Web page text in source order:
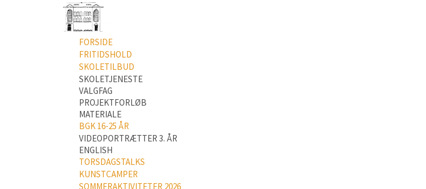
FORSIDE
FRITIDSHOLD
SKOLETILBUD
SKOLETJENESTE
VALGFAG
PROJEKTFORLØB
MATERIALE
BGK 16-25 ÅR
VIDEOPORTRÆTTER 3. ÅR
ENGLISH
TORSDAGSTALKS
KUNSTCAMPER
SOMMERAKTIVITETER 2026